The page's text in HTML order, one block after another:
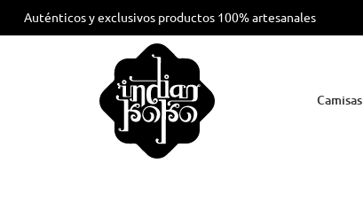
Auténticos y exclusivos productos 100% artesanales
Camisas